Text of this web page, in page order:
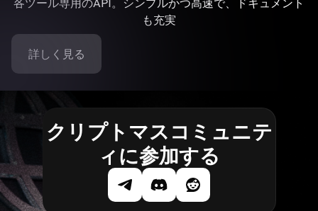
各ツール専用のAPI。シンプルかつ高速で、ドキュメント
も充実
詳しく見る
クリプトマスコミュニテ
ィに参加する